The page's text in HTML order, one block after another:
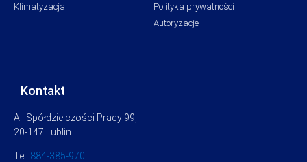
Klimatyzacja
Polityka prywatności
Autoryzacje
Kontakt
Al. Spółdzielczości Pracy 99,
20-147 Lublin
Tel: 884-385-970